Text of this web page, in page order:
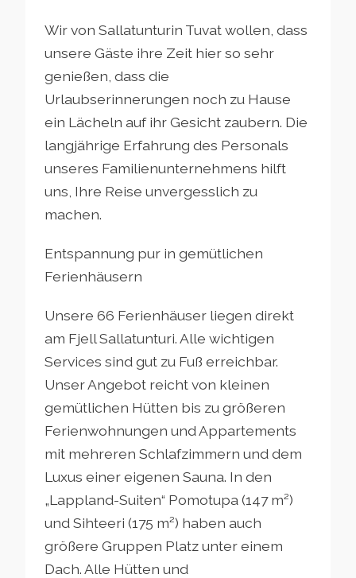
Wir von Sallatunturin Tuvat wollen, dass
unsere Gäste ihre Zeit hier so sehr
genießen, dass die
Urlaubserinnerungen noch zu Hause
ein Lächeln auf ihr Gesicht zaubern. Die
langjährige Erfahrung des Personals
unseres Familienunternehmens hilft
uns, Ihre Reise unvergesslich zu
machen.
Entspannung pur in gemütlichen
Ferienhäusern
Unsere 66 Ferienhäuser liegen direkt
am Fjell Sallatunturi. Alle wichtigen
Services sind gut zu Fuß erreichbar.
Unser Angebot reicht von kleinen
gemütlichen Hütten bis zu größeren
Ferienwohnungen und Appartements
mit mehreren Schlafzimmern und dem
Luxus einer eigenen Sauna. In den
„Lappland-Suiten“ Pomotupa (147 m²)
und Sihteeri (175 m²) haben auch
größere Gruppen Platz unter einem
Dach. Alle Hütten und